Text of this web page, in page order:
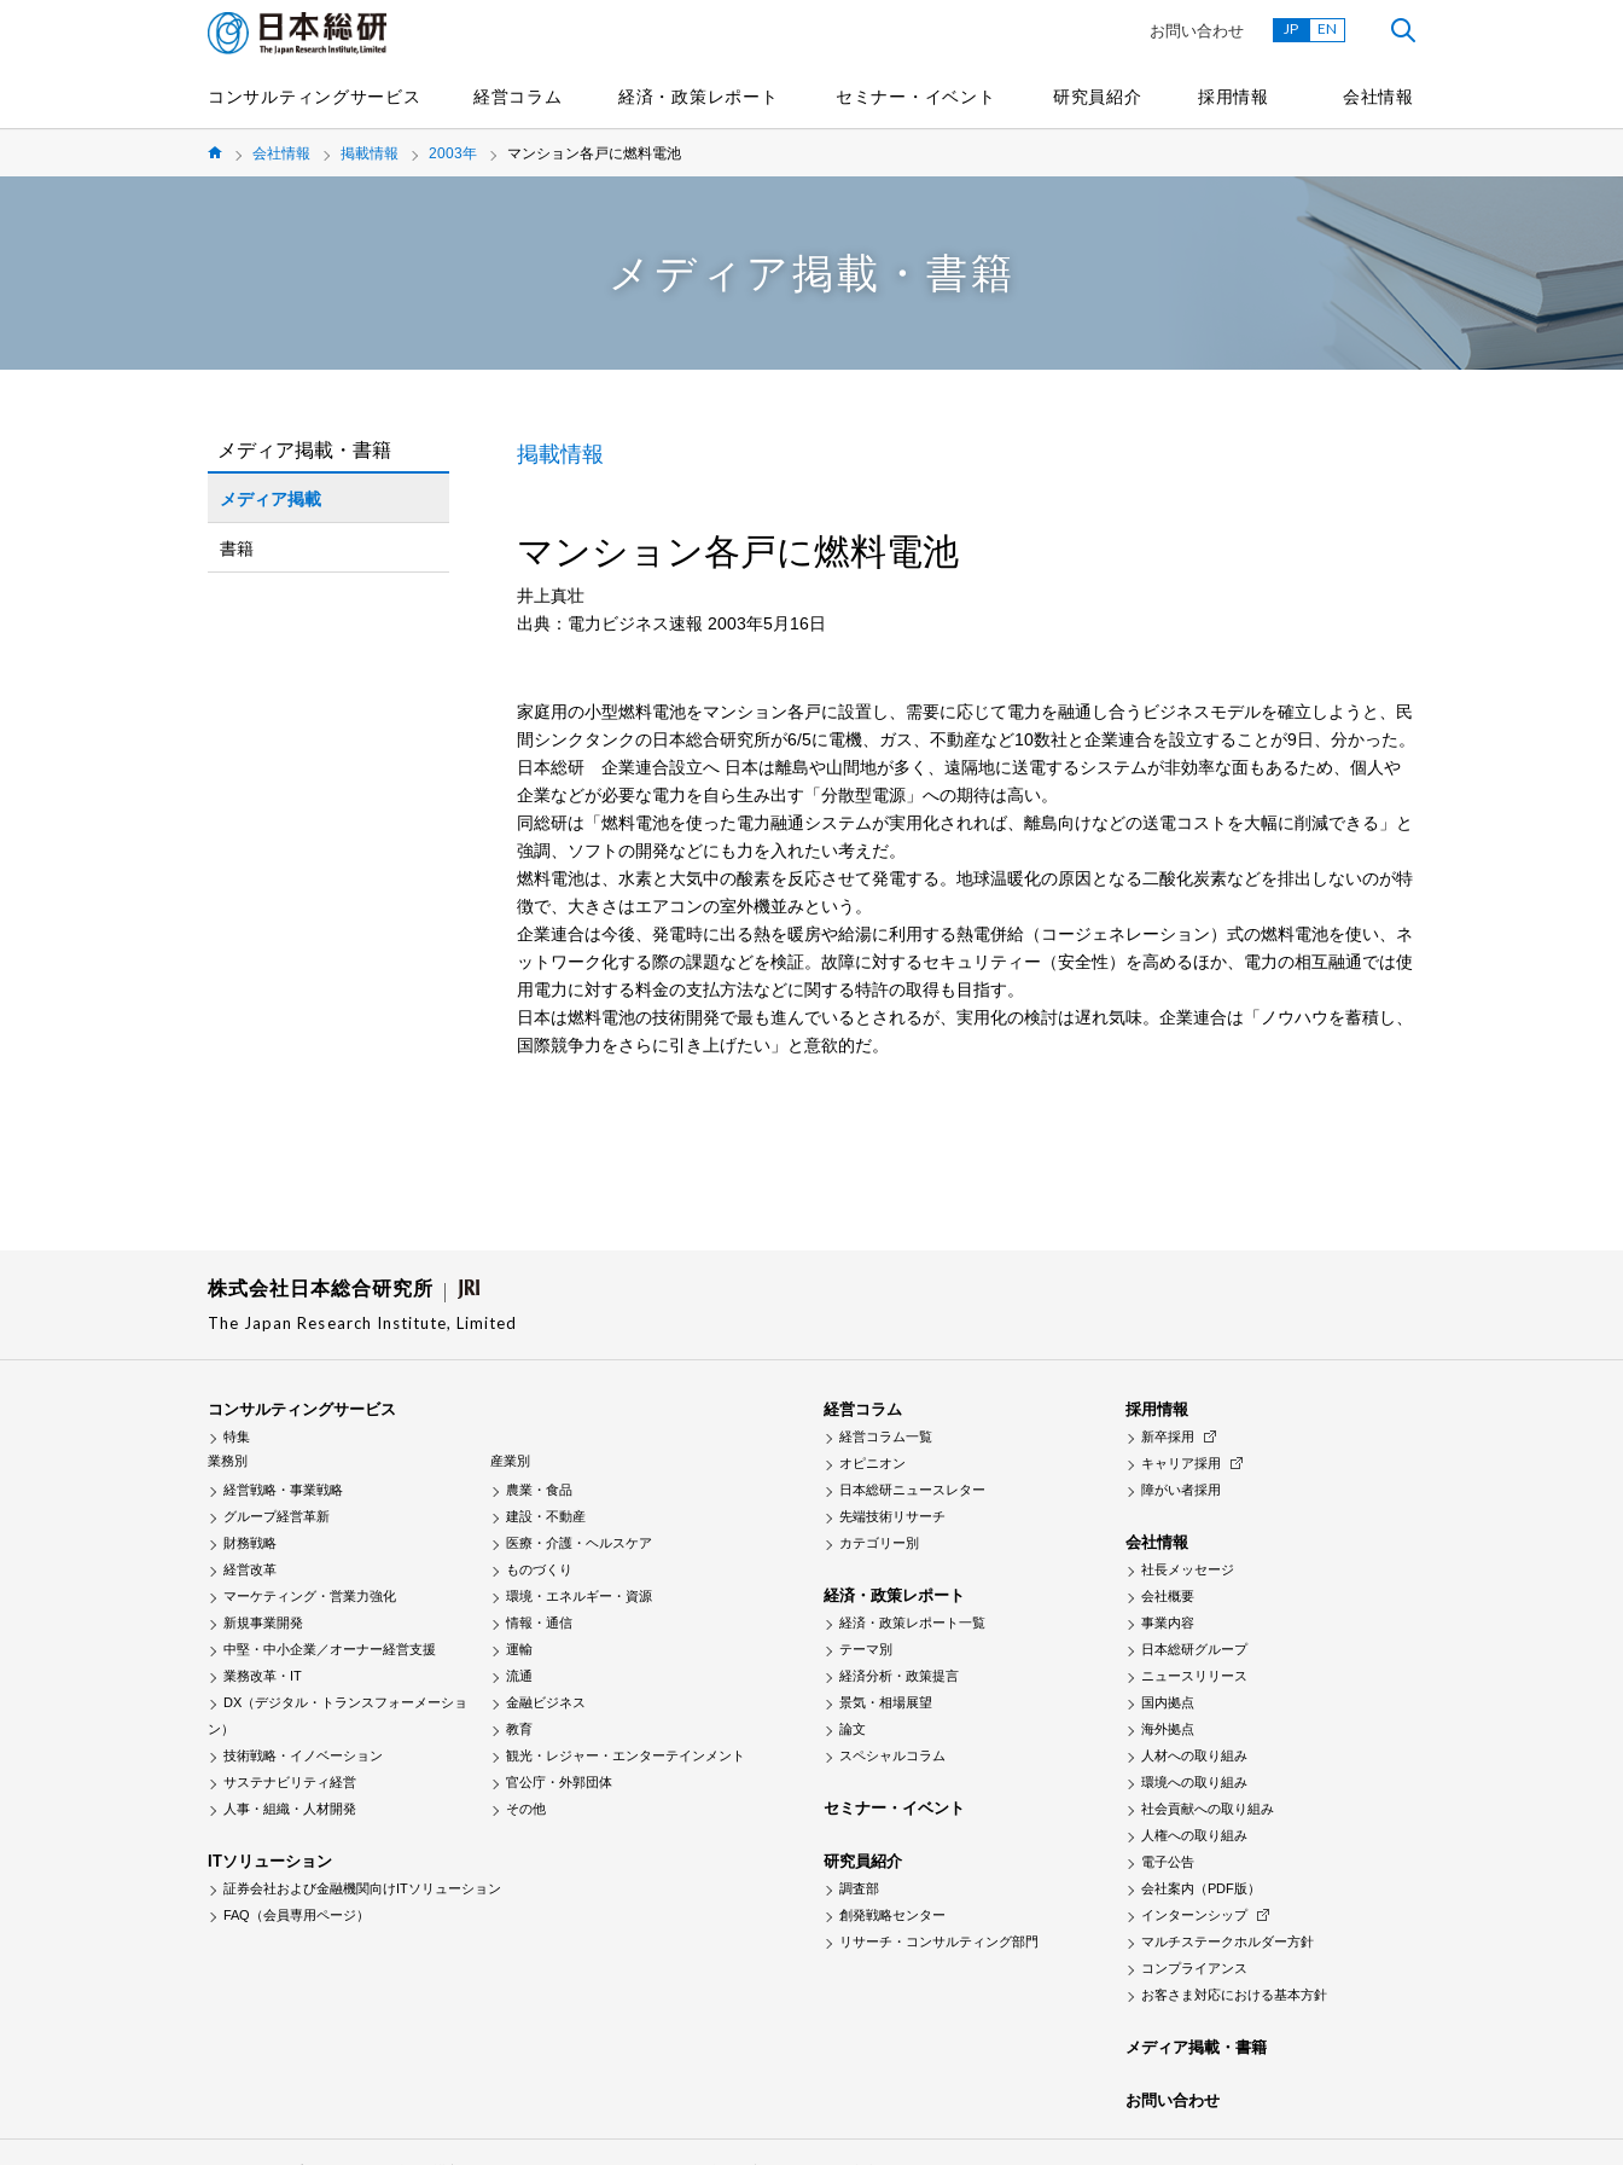
コンサルティングサービス 経営コラム 経済・政策レポート セミナー・イベント 研究員紹介 採用情報 会社情報
お問い合わせ JP EN
会社情報 掲載情報 2003年 マンション各戸に燃料電池
メディア掲載・書籍
掲載情報
マンション各戸に燃料電池
井上真壮
出典：電力ビジネス速報 2003年5月16日
家庭用の小型燃料電池をマンション各戸に設置し、需要に応じて電力を融通し合うビジネスモデルを確立しようと、民
間シンクタンクの日本総合研究所が6/5に電機、ガス、不動産など10数社と企業連合を設立することが9日、分かった。
日本総研 企業連合設立へ 日本は離島や山間地が多く、遠隔地に送電するシステムが非効率な面もあるため、個人や
企業などが必要な電力を自ら生み出す「分散型電源」への期待は高い。
同総研は「燃料電池を使った電力融通システムが実用化されれば、離島向けなどの送電コストを大幅に削減できる」と
強調、ソフトの開発などにも力を入れたい考えだ。
燃料電池は、水素と大気中の酸素を反応させて発電する。地球温暖化の原因となる二酸化炭素などを排出しないのが特
徴で、大きさはエアコンの室外機並みという。
企業連合は今後、発電時に出る熱を暖房や給湯に利用する熱電併給（コージェネレーション）式の燃料電池を使い、ネ
ットワーク化する際の課題などを検証。故障に対するセキュリティー（安全性）を高めるほか、電力の相互融通では使
用電力に対する料金の支払方法などに関する特許の取得も目指す。
日本は燃料電池の技術開発で最も進んでいるとされるが、実用化の検討は遅れ気味。企業連合は「ノウハウを蓄積し、
国際競争力をさらに引き上げたい」と意欲的だ。
メディア掲載・書籍
メディア掲載
書籍
株式会社日本総合研究所
The Japan Research Institute, Limited
コンサルティングサービス
特集
業務別
経営戦略・事業戦略
グループ経営革新
財務戦略
経営改革
マーケティング・営業力強化
新規事業開発
中堅・中小企業／オーナー経営支援
業務改革・IT
DX（デジタル・トランスフォーメーショ
ン）
技術戦略・イノベーション
サステナビリティ経営
人事・組織・人材開発
産業別
農業・食品
建設・不動産
医療・介護・ヘルスケア
ものづくり
環境・エネルギー・資源
情報・通信
運輸
流通
金融ビジネス
教育
観光・レジャー・エンターテインメント
官公庁・外郭団体
その他
ITソリューション
証券会社および金融機関向けITソリューション
FAQ（会員専用ページ）
経営コラム
経営コラム一覧
オピニオン
日本総研ニュースレター
先端技術リサーチ
カテゴリー別
経済・政策レポート
経済・政策レポート一覧
テーマ別
経済分析・政策提言
景気・相場展望
論文
スペシャルコラム
セミナー・イベント
研究員紹介
調査部
創発戦略センター
リサーチ・コンサルティング部門
採用情報
新卒採用
キャリア採用
障がい者採用
会社情報
社長メッセージ
会社概要
事業内容
日本総研グループ
ニュースリリース
国内拠点
海外拠点
人材への取り組み
環境への取り組み
社会貢献への取り組み
人権への取り組み
電子公告
会社案内（PDF版）
インターンシップ
マルチステークホルダー方針
コンプライアンス
お客さま対応における基本方針
メディア掲載・書籍
お問い合わせ